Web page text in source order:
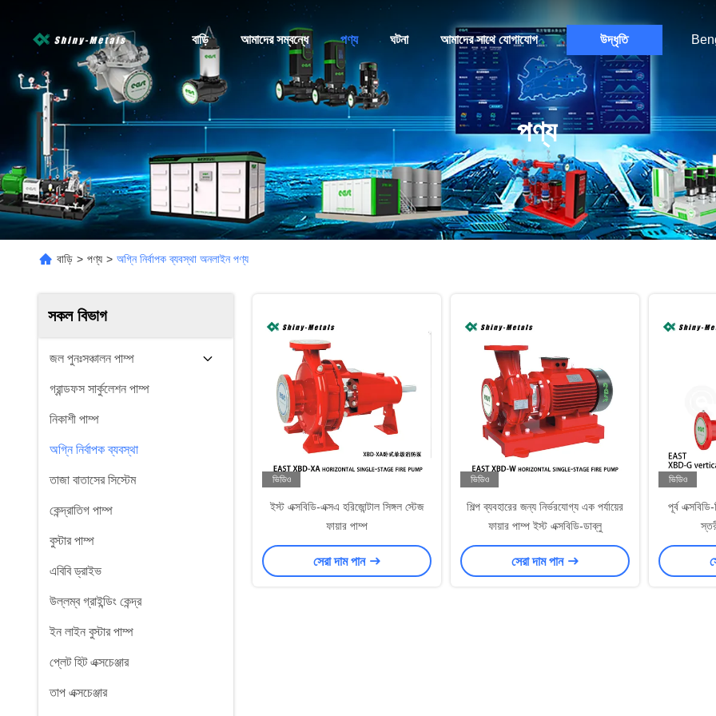
বাড়ি আমাদের সম্বন্ধে পণ্য ঘটনা আমাদের সাথে যোগাযোগ উদ্ধৃতি
পণ্য
বাড়ি > পণ্য > অগ্নি নির্বাপক ব্যবস্থা অনলাইন পণ্য
সকল বিভাগ
জল পুনঃসঞ্চালন পাম্প
গ্রান্ডফস সার্কুলেশন পাম্প
নিকাশী পাম্প
অগ্নি নির্বাপক ব্যবস্থা
তাজা বাতাসের সিস্টেম
কেন্দ্রাতিগ পাম্প
বুস্টার পাম্প
এবিবি ড্রাইভ
উল্লম্ব গ্রাইন্ডিং কেন্দ্র
ইন লাইন বুস্টার পাম্প
প্লেট হিট এক্সচেঞ্জার
তাপ এক্সচেঞ্জার
ভিডিও
ইস্ট এক্সবিডি-এক্সএ হরিজোন্টাল সিঙ্গল স্টেজ
ফায়ার পাম্প
সেরা দাম পান
ভিডিও
শিল্প ব্যবহারের জন্য নির্ভরযোগ্য এক পর্যায়ের
ফায়ার পাম্প ইস্ট এক্সবিডি-ডাব্লু
সেরা দাম পান
ভিডিও
পূর্ব